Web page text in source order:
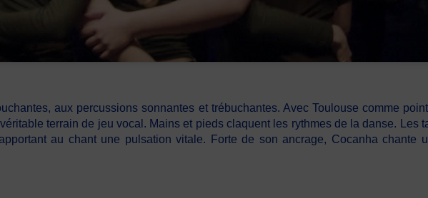
aux percussions sonnantes et trébuchantes. Avec Toulouse comme
terrain de jeu vocal. Mains et pieds claquent les rythmes de la danse. Les
au chant une pulsation vitale. Forte de son ancrage, Cocanha chante